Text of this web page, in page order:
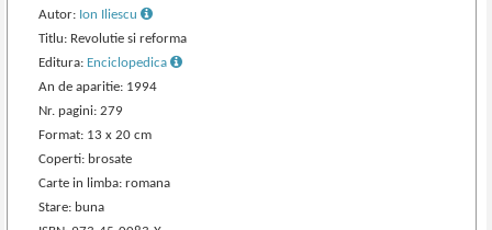
Autor: Ion Iliescu
Titlu: Revolutie si reforma
Editura: Enciclopedica
An de aparitie: 1994
Nr. pagini: 279
Format: 13 x 20 cm
Coperti: brosate
Carte in limba: romana
Stare: buna